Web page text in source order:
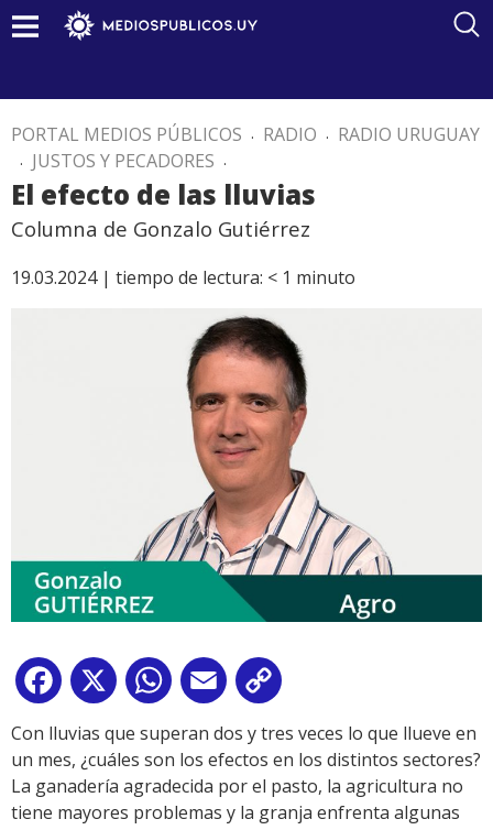
PORTAL MEDIOS PÚBLICOS . RADIO . RADIO URUGUAY
. JUSTOS Y PECADORES .
El efecto de las lluvias
Columna de Gonzalo Gutiérrez
19.03.2024 | tiempo de lectura: < 1 minuto
Facebook
X WhatsApp
Email
Link
Con lluvias que superan dos y tres veces lo que llueve en
un mes, ¿cuáles son los efectos en los distintos sectores?
La ganadería agradecida por el pasto, la agricultura no
tiene mayores problemas y la granja enfrenta algunas